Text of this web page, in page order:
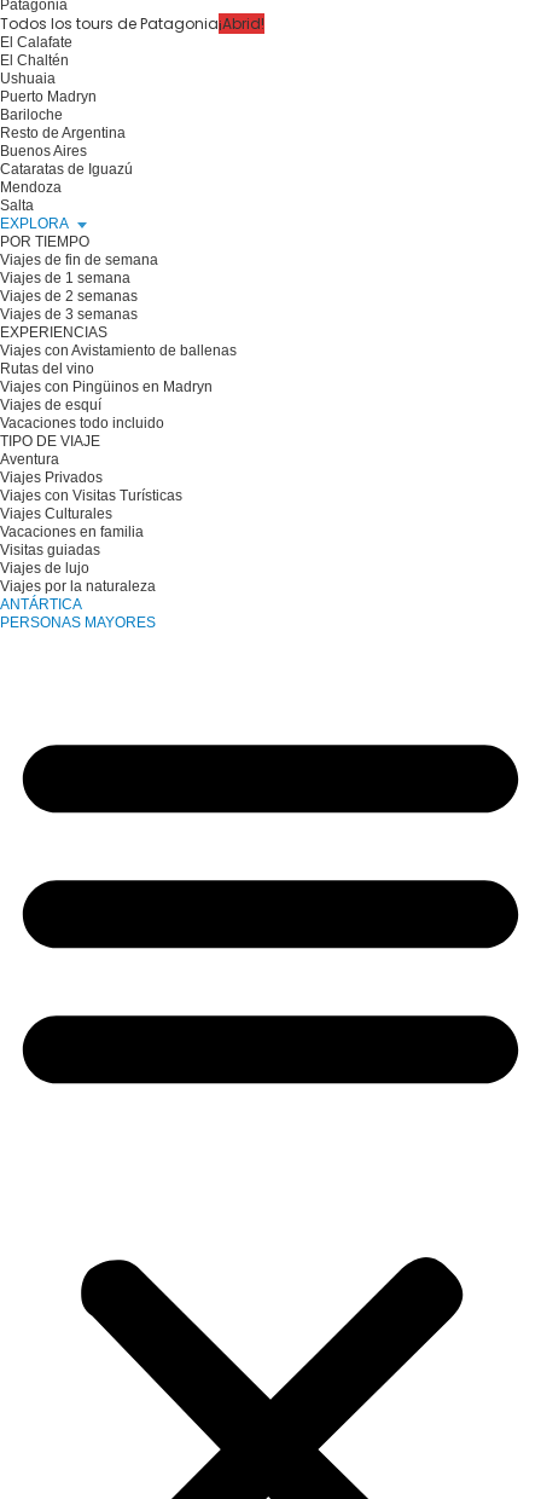
Patagonia
Todos los tours de Patagonia¡Abrid!
El Calafate
El Chaltén
Ushuaia
Puerto Madryn
Bariloche
Resto de Argentina
Buenos Aires
Cataratas de Iguazú
Mendoza
Salta
EXPLORA
POR TIEMPO
Viajes de fin de semana
Viajes de 1 semana
Viajes de 2 semanas
Viajes de 3 semanas
EXPERIENCIAS
Viajes con Avistamiento de ballenas
Rutas del vino
Viajes con Pingüinos en Madryn
Viajes de esquí
Vacaciones todo incluido
TIPO DE VIAJE
Aventura
Viajes Privados
Viajes con Visitas Turísticas
Viajes Culturales
Vacaciones en familia
Visitas guiadas
Viajes de lujo
Viajes por la naturaleza
ANTÁRTICA
PERSONAS MAYORES